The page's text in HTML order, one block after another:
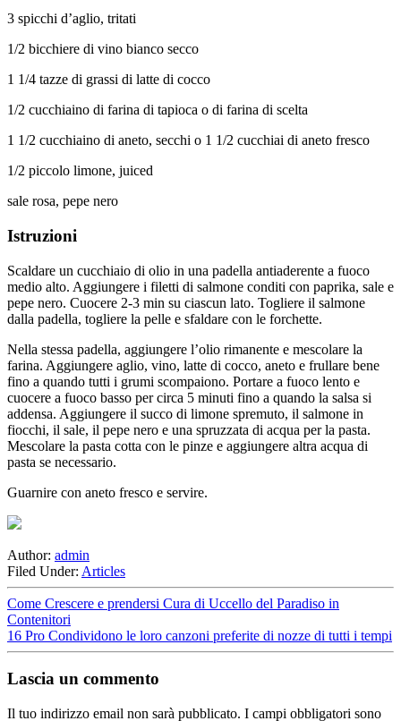
3 spicchi d’aglio, tritati
1/2 bicchiere di vino bianco secco
1 1/4 tazze di grassi di latte di cocco
1/2 cucchiaino di farina di tapioca o di farina di scelta
1 1/2 cucchiaino di aneto, secchi o 1 1/2 cucchiai di aneto fresco
1/2 piccolo limone, juiced
sale rosa, pepe nero
Istruzioni
Scaldare un cucchiaio di olio in una padella antiaderente a fuoco
medio alto. Aggiungere i filetti di salmone conditi con paprika, sale e
pepe nero. Cuocere 2-3 min su ciascun lato. Togliere il salmone
dalla padella, togliere la pelle e sfaldare con le forchette.
Nella stessa padella, aggiungere l’olio rimanente e mescolare la
farina. Aggiungere aglio, vino, latte di cocco, aneto e frullare bene
fino a quando tutti i grumi scompaiono. Portare a fuoco lento e
cuocere a fuoco basso per circa 5 minuti fino a quando la salsa si
addensa. Aggiungere il succo di limone spremuto, il salmone in
fiocchi, il sale, il pepe nero e una spruzzata di acqua per la pasta.
Mescolare la pasta cotta con le pinze e aggiungere altra acqua di
pasta se necessario.
Guarnire con aneto fresco e servire.
Author: admin
Filed Under: Articles
Come Crescere e prendersi Cura di Uccello del Paradiso in
Contenitori
16 Pro Condividono le loro canzoni preferite di nozze di tutti i tempi
Lascia un commento
Il tuo indirizzo email non sarà pubblicato. I campi obbligatori sono